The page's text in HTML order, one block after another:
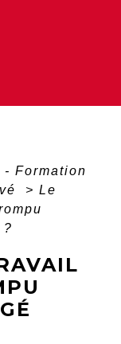
- Formation
> Le
?